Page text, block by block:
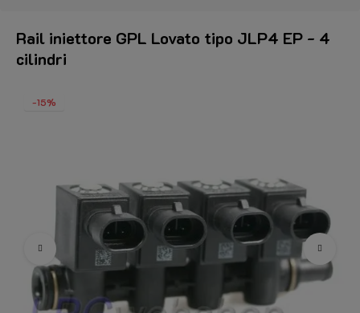
Rail iniettore GPL Lovato tipo JLP4 EP - 4
cilindri
-15%